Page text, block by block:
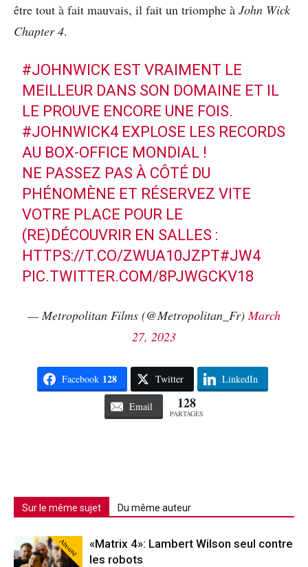
être tout à fait mauvais, il fait un triomphe à John Wick
Chapter 4.
#JOHNWICK EST VRAIMENT LE
MEILLEUR DANS SON DOMAINE ET IL
LE PROUVE ENCORE UNE FOIS.
#JOHNWICK4 EXPLOSE LES RECORDS
AU BOX-OFFICE MONDIAL !
NE PASSEZ PAS À CÔTÉ DU
PHÉNOMÈNE ET RÉSERVEZ VITE
VOTRE PLACE POUR LE
(RE)DÉCOUVRIR EN SALLES :
HTTPS://T.CO/ZWUA10JZPT#JW4
PIC.TWITTER.COM/8PJWGCKV18
— Metropolitan Films (@Metropolitan_Fr) March
27, 2023
Facebook 128 Twitter LinkedIn
Email 128
PARTAGES
Sur le même sujet Du même auteur
Abonné
«Matrix 4»: Lambert Wilson seul contre
les robots